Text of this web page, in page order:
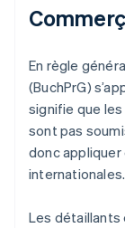
En règle
(BuchPrG)
signifie que les
sont pas
donc
internationales.
Les détaillants